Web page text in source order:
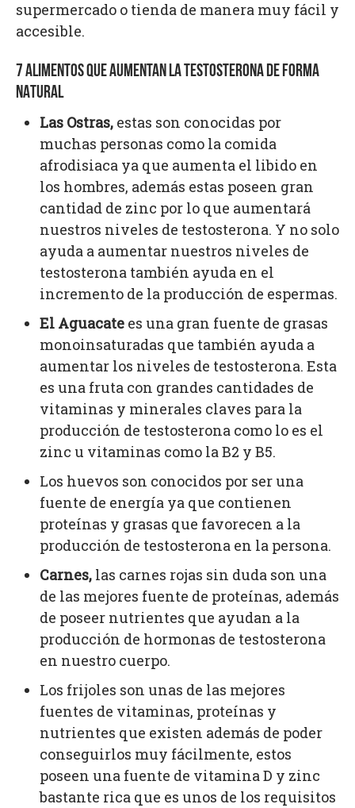
supermercado o tienda de manera muy fácil y
accesible.
7 ALIMENTOS QUE AUMENTAN LA TESTOSTERONA DE FORMA
NATURAL
Las Ostras, estas son conocidas por
muchas personas como la comida
afrodisiaca ya que aumenta el libido en
los hombres, además estas poseen gran
cantidad de zinc por lo que aumentará
nuestros niveles de testosterona. Y no solo
ayuda a aumentar nuestros niveles de
testosterona también ayuda en el
incremento de la producción de espermas.
El Aguacate es una gran fuente de grasas
monoinsaturadas que también ayuda a
aumentar los niveles de testosterona. Esta
es una fruta con grandes cantidades de
vitaminas y minerales claves para la
producción de testosterona como lo es el
zinc u vitaminas como la B2 y B5.
Los huevos son conocidos por ser una
fuente de energía ya que contienen
proteínas y grasas que favorecen a la
producción de testosterona en la persona.
Carnes, las carnes rojas sin duda son una
de las mejores fuente de proteínas, además
de poseer nutrientes que ayudan a la
producción de hormonas de testosterona
en nuestro cuerpo.
Los frijoles son unas de las mejores
fuentes de vitaminas, proteínas y
nutrientes que existen además de poder
conseguirlos muy fácilmente, estos
poseen una fuente de vitamina D y zinc
bastante rica que es unos de los requisitos